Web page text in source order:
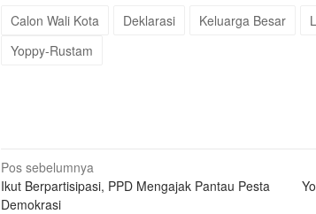
Calon Wali Kota Deklarasi Keluarga Besar
Yoppy-Rustam
Navigasi
pos
Pos sebelumnya
Ikut Berpartisipasi, PPD Mengajak Pantau Pesta
Demokrasi